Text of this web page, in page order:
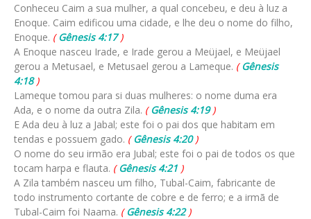
Conheceu Caim a sua mulher, a qual concebeu, e deu à luz a
Enoque. Caim edificou uma cidade, e lhe deu o nome do filho,
Enoque. (Gênesis 4:17)
A Enoque nasceu Irade, e Irade gerou a Meüjael, e Meüjael
gerou a Metusael, e Metusael gerou a Lameque. (Gênesis
4:18)
Lameque tomou para si duas mulheres: o nome duma era
Ada, e o nome da outra Zila. (Gênesis 4:19)
E Ada deu à luz a Jabal; este foi o pai dos que habitam em
tendas e possuem gado. (Gênesis 4:20)
O nome do seu irmão era Jubal; este foi o pai de todos os que
tocam harpa e flauta. (Gênesis 4:21 )
A Zila também nasceu um filho, Tubal-Caim, fabricante de
todo instrumento cortante de cobre e de ferro; e a irmã de
Tubal-Caim foi Naama. (Gênesis 4:22)